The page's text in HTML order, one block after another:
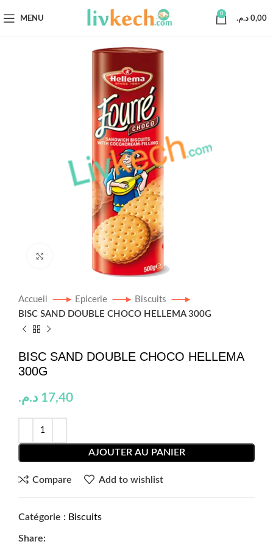
MENU
0
0,00 د.م.
Click to enlarge
Accueil Epicerie
Biscuits
BISC SAND DOUBLE CHOCO HELLEMA 300G
BISC SAND DOUBLE CHOCO HELLEMA
300G
17,40 د.م.
AJOUTER AU PANIER
Compare Add to wishlist
Catégorie : Biscuits
Share: